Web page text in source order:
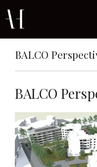
BALCO
BALCO